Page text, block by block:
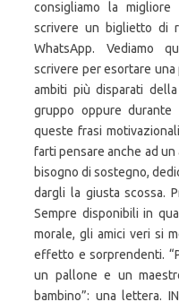
consigliamo la
scrivere un biglietto di
WhatsApp. Vediamo
scrivere per esortare una
ambiti più disparati
gruppo oppure
queste frasi
farti pensare anche ad un
bisogno di sostegno,
dargli la giusta scossa.
Sempre disponibili in
morale, gli amici veri si
effetto e sorprendenti.
un pallone e un
bambino”: una lettera.